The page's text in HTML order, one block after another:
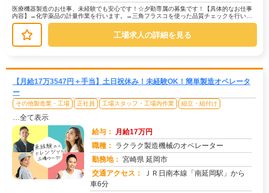
医療機器製造のお仕事、未経験でも安心です！☆夕勤専属の募集です！【具体的なお仕事
内容】→化学薬品の計量作業を行います。→三角フラスコを使った品質チェックを行いま
す。未経験の方でも、安心して始めら...
工場求人の詳細を見る
【月給17万3547円＋手当】土日祝休み！未経験OK！簡単製造オペレータ
ー
その他製造業・工場 正社員 工場スタッフ・工場内作業 組立・組付け
…全て表示
給与： 月給17万円
職種： ラクラク製造機械のオペレーター
勤務地： 宮崎県 延岡市
交通アクセス：
ＪＲ日南本線「南延岡駅」から
車6分